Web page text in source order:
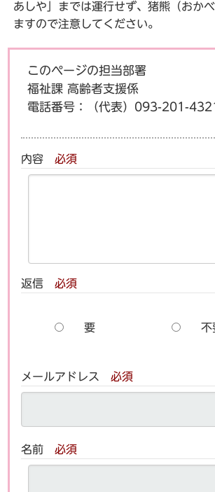
あしや」までは運行せず、猪熊（おか
ますので注意してください。
このページの担当部署
福祉課 高齢者支援係
電話番号：
（代表）093-201-
内容 必須
返信 必須
要 不
メールアドレス 必須
名前 必須